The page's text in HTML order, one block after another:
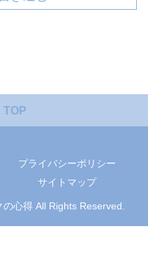
TOP
プライバシーポリシー
サイトマップ
心得 All Rights Reserved.